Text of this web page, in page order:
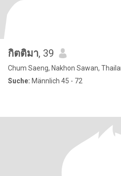
กิตติมา, 39
Chum Saeng, Nakhon Sawan,
Suche: Männlich 45 - 72